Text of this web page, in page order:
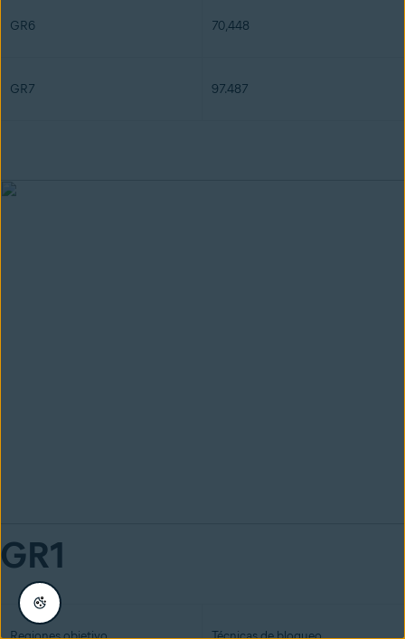
GR6 70,448
GR7 97.487
GR1
Regiones objetivo Técnicas de bloqueo